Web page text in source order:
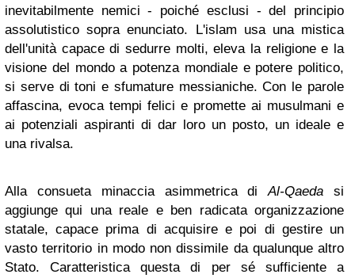
inevitabilmente nemici - poiché esclusi - del principio
assolutistico sopra enunciato. L'islam usa una mistica
dell'unità capace di sedurre molti, eleva la religione e la
visione del mondo a potenza mondiale e potere politico,
si serve di toni e sfumature messianiche. Con le parole
affascina, evoca tempi felici e promette ai musulmani e
ai potenziali aspiranti di dar loro un posto, un ideale e
una rivalsa.
Alla consueta minaccia asimmetrica diAl-Qaeda si
aggiunge qui una reale e ben radicata organizzazione
statale, capace prima di acquisire e poi di gestire un
vasto territorio in modo non dissimile da qualunque altro
Stato. Caratteristica questa di per sé sufficiente a